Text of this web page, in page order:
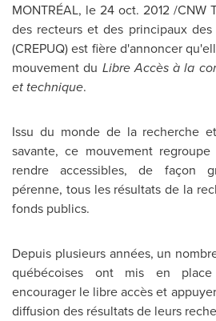
MONTRÉAL, le 24 oct. 2012 /CNW
des recteurs et des principaux
(CREPUQ) est fière d'annoncer
mouvement du Libre Accès à la
et technique.
Issu du monde de la recherche
savante, ce mouvement
rendre accessibles, de façon
pérenne, tous les résultats de la
fonds publics.
Depuis plusieurs années, un
québécoises ont mis en
encourager le libre accès et
diffusion des résultats de leurs